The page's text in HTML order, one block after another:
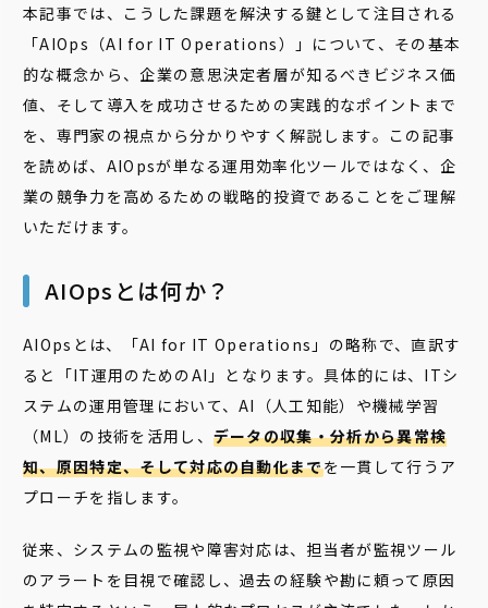
本記事では、こうした課題を解決する鍵として注目される
「AIOps（AI for IT Operations）」について、その基本
的な概念から、企業の意思決定者層が知るべきビジネス価
値、そして導入を成功させるための実践的なポイントまで
を、専門家の視点から分かりやすく解説します。この記事
を読めば、AIOpsが単なる運用効率化ツールではなく、企
業の競争力を高めるための戦略的投資であることをご理解
いただけます。
AIOpsとは何か？
AIOpsとは、「AI for IT Operations」の略称で、直訳す
ると「IT運用のためのAI」となります。具体的には、ITシ
ステムの運用管理において、AI（人工知能）や機械学習
（ML）の技術を活用し、 データの収集・分析から異常検
知、原因特定、そして対応の自動化までを一貫して行うア
プローチを指します。
従来、システムの監視や障害対応は、担当者が監視ツール
のアラートを目視で確認し、過去の経験や勘に頼って原因